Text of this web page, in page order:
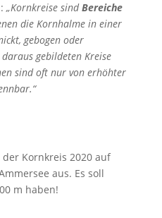
„Kornkreise sindBereiche
die Kornhalme in einer
gebogen oder
gebildeten Kreise
sind oft nur von erhöhter
Kornkreis 2020 auf
aus. Es soll
m haben!